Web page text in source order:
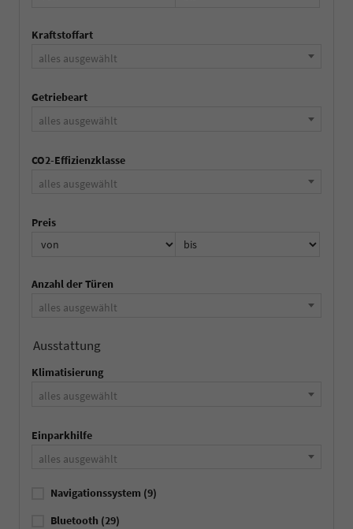
Kraftstoffart
alles ausgewählt
Getriebeart
alles ausgewählt
CO2-Effizienzklasse
alles ausgewählt
Preis
Anzahl der Türen
alles ausgewählt
Ausstattung
Klimatisierung
alles ausgewählt
Einparkhilfe
alles ausgewählt
Navigationssystem (9)
Bluetooth (29)